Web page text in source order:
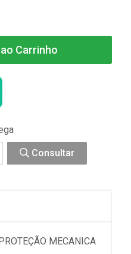
Carrinho
Consultar
MECANICA